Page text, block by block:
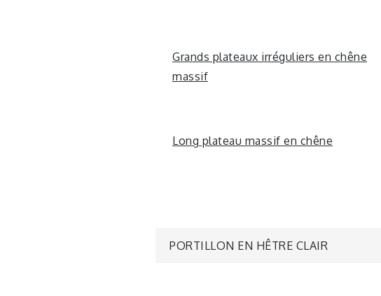
Grands plateaux irréguliers en chêne
massif
Long plateau massif en chêne
PORTILLON EN HÊTRE CLAIR